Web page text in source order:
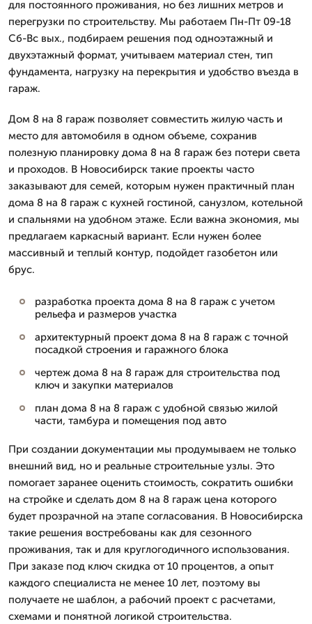
для постоянного проживания, но без лишних метров и
перегрузки по строительству. Мы работаем Пн-Пт 09-18
Сб-Вс вых., подбираем решения под одноэтажный и
двухэтажный формат, учитываем материал стен, тип
фундамента, нагрузку на перекрытия и удобство въезда в
гараж.
Дом 8 на 8 гараж позволяет совместить жилую часть и
место для автомобиля в одном объеме, сохранив
полезную планировку дома 8 на 8 гараж без потери света
и проходов. В Новосибирск такие проекты часто
заказывают для семей, которым нужен практичный план
дома 8 на 8 гараж с кухней гостиной, санузлом, котельной
и спальнями на удобном этаже. Если важна экономия, мы
предлагаем каркасный вариант. Если нужен более
массивный и теплый контур, подойдет газобетон или
брус.
разработка проекта дома 8 на 8 гараж с учетом
рельефа и размеров участка
архитектурный проект дома 8 на 8 гараж с точной
посадкой строения и гаражного блока
чертеж дома 8 на 8 гараж для строительства под
ключ и закупки материалов
план дома 8 на 8 гараж с удобной связью жилой
части, тамбура и помещения под авто
При создании документации мы продумываем не только
внешний вид, но и реальные строительные узлы. Это
помогает заранее оценить стоимость, сократить ошибки
на стройке и сделать дом 8 на 8 гараж цена которого
будет прозрачной на этапе согласования. В Новосибирска
такие решения востребованы как для сезонного
проживания, так и для круглогодичного использования.
При заказе под ключ скидка от 10 процентов, а опыт
каждого специалиста не менее 10 лет, поэтому вы
получаете не шаблон, а рабочий проект с расчетами,
схемами и понятной логикой строительства.